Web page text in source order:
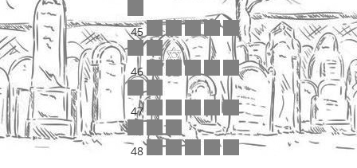
45
46
47
48